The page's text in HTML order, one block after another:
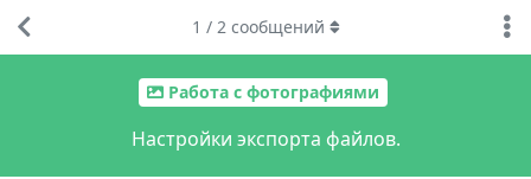
Работа с фотографиями
Настройки экспорта файлов.
1 / 2сообщений